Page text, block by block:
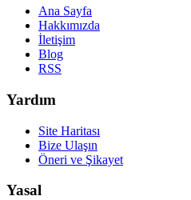
Ana Sayfa
Hakkımızda
İletişim
Blog
RSS
Yardım
Site Haritası
Bize Ulaşın
Öneri ve Şikayet
Yasal